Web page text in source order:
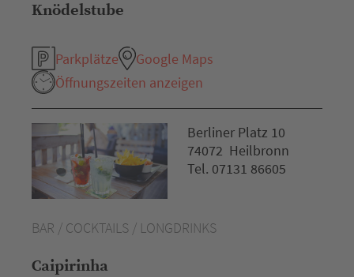
Knödelstube
Parkplätze
Google Maps
Öffnungszeiten anzeigen
BAR / COCKTAILS / LONGDRINKS
Caipirinha
Berliner Platz 10
74072 Heilbronn
Tel. 07131 86605